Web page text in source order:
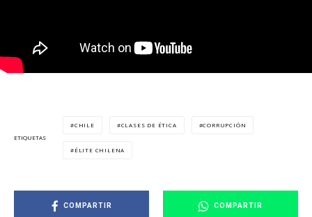
ETIQUETAS
CHILE CLASES DE ÉTICA CORRUPCIÓN
ÉLITE CHILENA
COMPARTIR COMPARTIR